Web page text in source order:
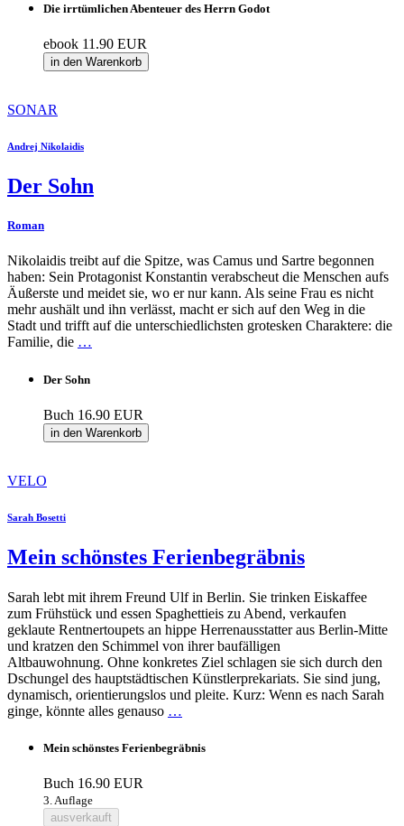
Die irrtümlichen Abenteuer des Herrn Godot
ebook 11.90 EUR
in den Warenkorb
SONAR
Andrej Nikolaidis
Der Sohn
Roman
Nikolaidis treibt auf die Spitze, was Camus und Sartre begonnen
haben: Sein Protagonist Konstantin verabscheut die Menschen aufs
Äußerste und meidet sie, wo er nur kann. Als seine Frau es nicht
mehr aushält und ihn verlässt, macht er sich auf den Weg in die
Stadt und trifft auf die unterschiedlichsten grotesken Charaktere: die
Familie, die …
Der Sohn
Buch 16.90 EUR
in den Warenkorb
VELO
Sarah Bosetti
Mein schönstes Ferienbegräbnis
Sarah lebt mit ihrem Freund Ulf in Berlin. Sie trinken Eiskaffee
zum Frühstück und essen Spaghettieis zu Abend, verkaufen
geklaute Rentnertoupets an hippe Herrenausstatter aus Berlin-Mitte
und kratzen den Schimmel von ihrer baufälligen
Altbauwohnung. Ohne konkretes Ziel schlagen sie sich durch den
Dschungel des hauptstädtischen Künstlerprekariats. Sie sind jung,
dynamisch, orientierungslos und pleite. Kurz: Wenn es nach Sarah
ginge, könnte alles genauso …
Mein schönstes Ferienbegräbnis
Buch 16.90 EUR
3. Auflage
ausverkauft